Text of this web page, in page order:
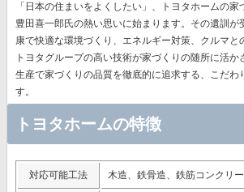
「日本の住まいをよくしたい」、トヨタホームの
豊田喜一郎氏の熱い思いに始まります。その遺訓が
康で快適な環境づくり、エネルギー対策、クルマと
トヨタグループの高い技術が家づくりの随所に活か
生産で家づくりの品質を徹底的に追求する、こだわ
す。
トヨタホームの特徴
対応可能工法 木造、鉄骨造、鉄筋コンクリ